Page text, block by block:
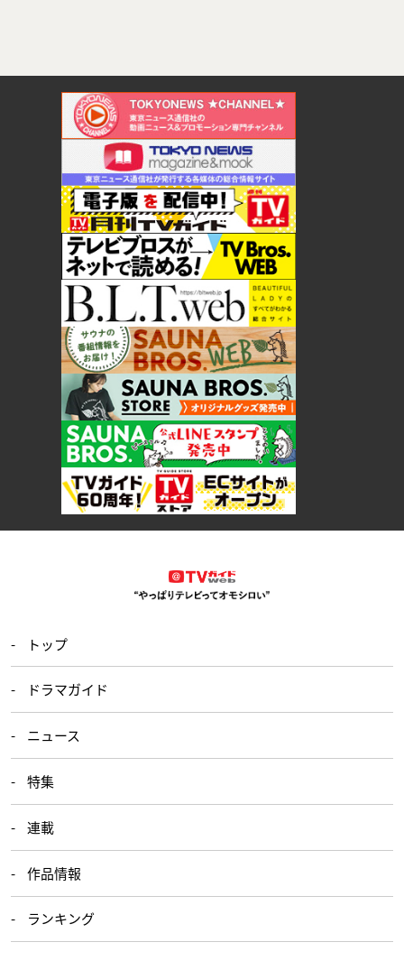
トップ
ドラマガイド
ニュース
特集
連載
作品情報
ランキング